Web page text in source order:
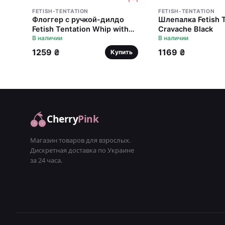
FETISH-TENTATION
Флоггер с ручкой-дилдо
Fetish Tentation Whip with
Dildo Handle
В наличии
1259 ₴ Купить
FETISH-TENTATION
Шлепалка Fetish
Cravache Black
В наличии
1169 ₴
CherryPink
Магазин товаров для взрослых.
Дискретная доставка по Украине
за 24 часа.